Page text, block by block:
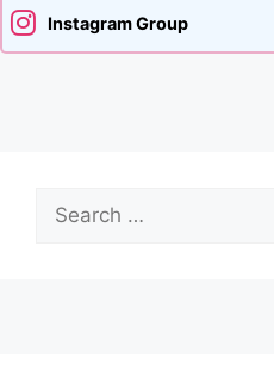
Instagram Group
Search
for: